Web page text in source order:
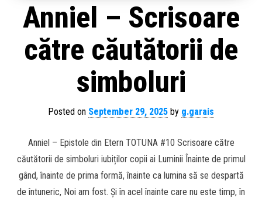
Anniel – Scrisoare
către căutătorii de
simboluri
Posted on September 29, 2025 by g.garais
Anniel – Epistole din Etern TOTUNA #10 Scrisoare către
căutătorii de simboluri iubiților copii ai Luminii Înainte de primul
gând, înainte de prima formă, înainte ca lumina să se despartă
de întuneric, Noi am fost. Și în acel înainte care nu este timp, în